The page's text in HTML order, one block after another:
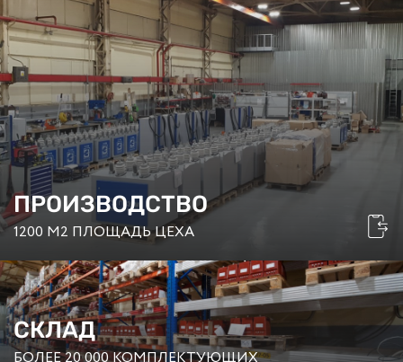
ПРОИЗВОДСТВО
1200 М2 ПЛОЩАДЬ ЦЕХА
СКЛАД